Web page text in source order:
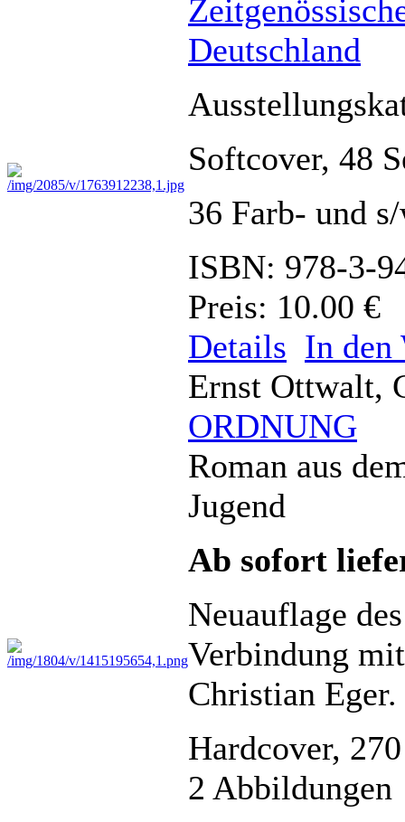
Deutschland
Softcover, 48
36 Farb- und
ISBN: 978-3-
Preis: 10.00 €
Details In den
Ernst Ottwalt,
ORDNUNG
Roman aus
Jugend
Ab sofort
Neuauflage
Verbindung
Christian Eger.
Hardcover,
2 Abbildungen